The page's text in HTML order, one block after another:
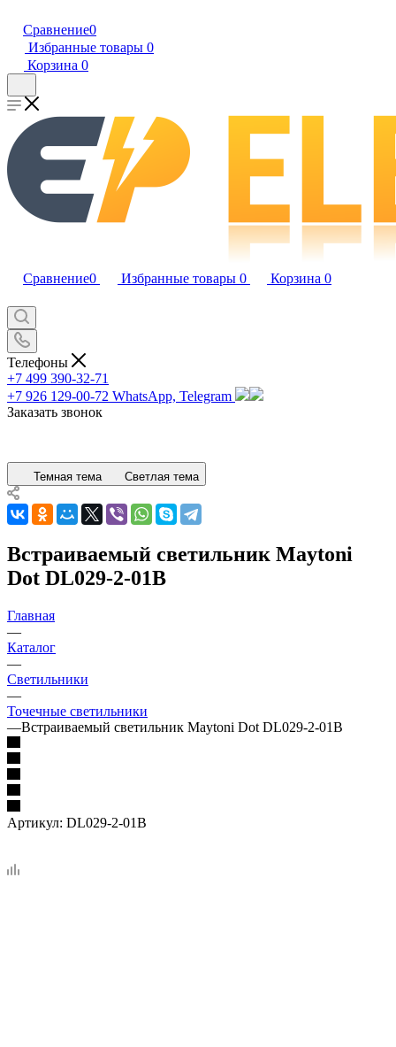
Сравнение0
Избранные товары 0
Корзина 0
Сравнение0 Избранные товары 0 Корзина 0
Телефоны
+7 499 390-32-71
+7 926 129-00-72 WhatsApp, Telegram
Заказать звонок
Темная тема Светлая тема
Встраиваемый светильник Maytoni
Dot DL029-2-01B
Главная
—
Каталог
—
Светильники
—
Точечные светильники
—Встраиваемый светильник Maytoni Dot DL029-2-01B
Артикул: DL029-2-01B